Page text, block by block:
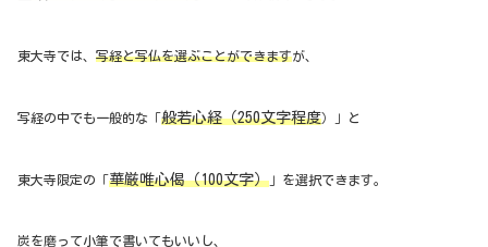
東大寺では、 写経と写仏を選ぶことができますが、
写経の中でも一般的な「般若心経（250文字程度）」と
東大寺限定の「華厳唯心偈（100文字） 」を選択できます。
炭を磨って小筆で書いてもいいし、